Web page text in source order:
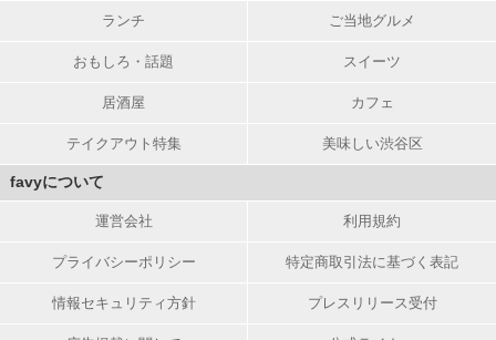
ランチ ご当地グルメ
おもしろ・話題 スイーツ
居酒屋 カフェ
テイクアウト特集 美味しい渋谷区
favyについて
運営会社 利用規約
プライバシーポリシー 特定商取引法に基づく表記
情報セキュリティ方針 プレスリリース受付